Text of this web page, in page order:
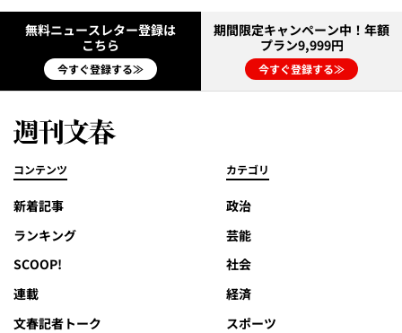
無料ニュースレター登録は
こちら
今すぐ登録する≫
期間限定キャンペーン中！年額
プラン9,999円
今すぐ登録する≫
コンテンツ
新着記事
ランキング
SCOOP!
連載
文春記者トーク
カテゴリ
政治
芸能
社会
経済
スポーツ